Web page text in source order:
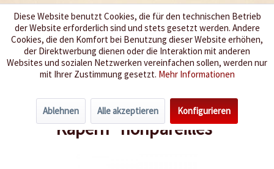
Wir würzen Ihr Leben
Menü
Übersicht Einzelgewürze
Kapern "nonpareilles"
Diese Website benutzt Cookies, die für den technischen Betrieb
der Website erforderlich sind und stets gesetzt werden. Andere
Cookies, die den Komfort bei Benutzung dieser Website erhöhen,
der Direktwerbung dienen oder die Interaktion mit anderen
Websites und sozialen Netzwerken vereinfachen sollen, werden nur
mit Ihrer Zustimmung gesetzt. Mehr Informationen
Ablehnen Alle akzeptieren Konfigurieren